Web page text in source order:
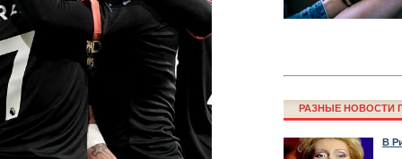
РАЗНЫЕ НОВОСТИ
В